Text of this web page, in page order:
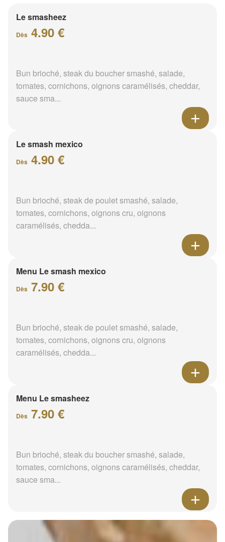
Le smasheez
Dès 4.90 €
Bun brioché, steak du boucher smashé, salade,
tomates, cornichons, oignons caramélisés, cheddar,
sauce sma...
Le smash mexico
Dès 4.90 €
Bun brioché, steak de poulet smashé, salade,
tomates, cornichons, oignons cru, oignons
caramélisés, chedda...
Menu Le smash mexico
Dès 7.90 €
Bun brioché, steak de poulet smashé, salade,
tomates, cornichons, oignons cru, oignons
caramélisés, chedda...
Menu Le smasheez
Dès 7.90 €
Bun brioché, steak du boucher smashé, salade,
tomates, cornichons, oignons caramélisés, cheddar,
sauce sma...